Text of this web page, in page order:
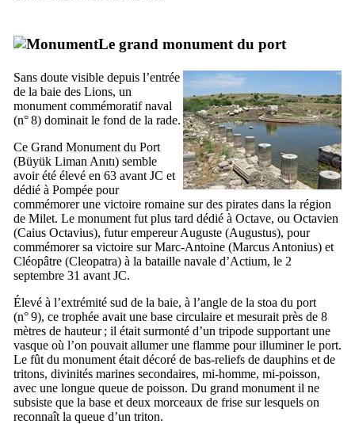
Le grand monument du port
Sans doute visible depuis l’entrée
de la baie des Lions, un
monument commémoratif naval
(n° 8) dominait le fond de la rade.
Ce Grand Monument du Port
(Büyük Liman Anıtı) semble
avoir été élevé en 63 avant JC et
dédié à Pompée pour
commémorer une victoire romaine sur des pirates dans la région
de Milet. Le monument fut plus tard dédié à Octave, ou Octavien
(Caius Octavius), futur empereur Auguste (Augustus), pour
commémorer sa victoire sur Marc-Antoine (Marcus Antonius) et
Cléopâtre (Cleopatra) à la bataille navale d’Actium, le 2
septembre 31 avant JC.
Élevé à l’extrémité sud de la baie, à l’angle de la stoa du port
(n° 9), ce trophée avait une base circulaire et mesurait près de 8
mètres de hauteur ; il était surmonté d’un tripode supportant une
vasque où l’on pouvait allumer une flamme pour illuminer le port.
Le fût du monument était décoré de bas-reliefs de dauphins et de
tritons, divinités marines secondaires, mi-homme, mi-poisson,
avec une longue queue de poisson. Du grand monument il ne
subsiste que la base et deux morceaux de frise sur lesquels on
reconnaît la queue d’un triton.